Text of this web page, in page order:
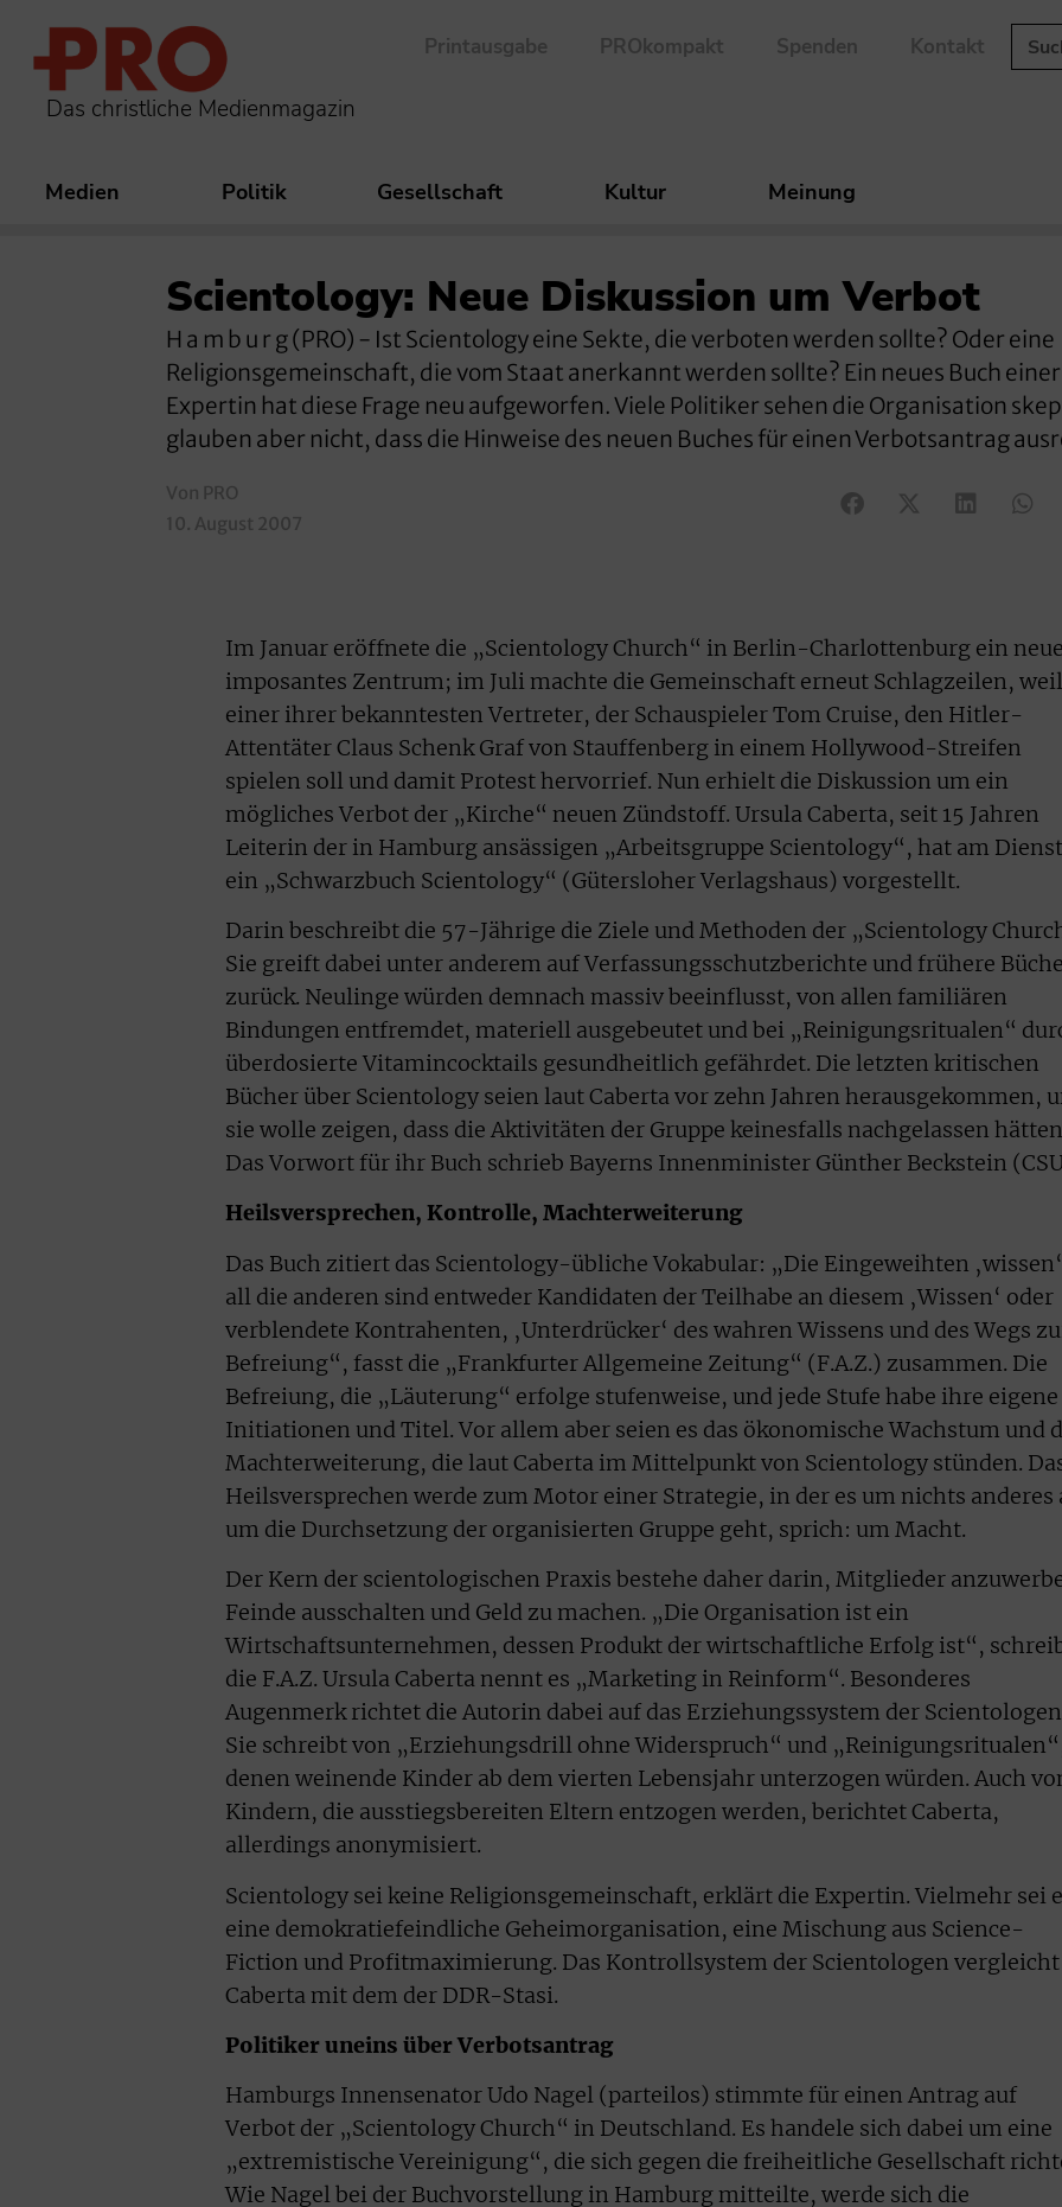
Das christliche Medienmagazin
Printausgabe PROkompakt Spenden Kontakt
Medien Politik Gesellschaft Kultur Meinung
Scientology: Neue Diskussion um Verbot
H a m b u r g (PRO) - Ist Scientology eine Sekte, die verboten werden sollte? Oder eine
Religionsgemeinschaft, die vom Staat anerkannt werden sollte? Ein neues Buch einer
Expertin hat diese Frage neu aufgeworfen. Viele Politiker sehen die Organisation
glauben aber nicht, dass die Hinweise des neuen Buches für einen Verbotsantrag
Von PRO
10. August 2007
Im Januar eröffnete die „Scientology Church“ in Berlin-Charlottenburg ein
imposantes Zentrum; im Juli machte die Gemeinschaft erneut Schlagzeilen, weil
einer ihrer bekanntesten Vertreter, der Schauspieler Tom Cruise, den Hitler-
Attentäter Claus Schenk Graf von Stauffenberg in einem Hollywood-Streifen
spielen soll und damit Protest hervorrief. Nun erhielt die Diskussion um ein
mögliches Verbot der „Kirche“ neuen Zündstoff. Ursula Caberta, seit 15 Jahren
Leiterin der in Hamburg ansässigen „Arbeitsgruppe Scientology“, hat am
ein „Schwarzbuch Scientology“ (Gütersloher Verlagshaus) vorgestellt.
Darin beschreibt die 57-Jährige die Ziele und Methoden der „Scientology
Sie greift dabei unter anderem auf Verfassungsschutzberichte und frühere
zurück. Neulinge würden demnach massiv beeinflusst, von allen familiären
Bindungen entfremdet, materiell ausgebeutet und bei „Reinigungsritualen“
überdosierte Vitamincocktails gesundheitlich gefährdet. Die letzten kritischen
Bücher über Scientology seien laut Caberta vor zehn Jahren herausgekommen,
sie wolle zeigen, dass die Aktivitäten der Gruppe keinesfalls nachgelassen
Das Vorwort für ihr Buch schrieb Bayerns Innenminister Günther Beckstein
Heilsversprechen, Kontrolle, Machterweiterung
Das Buch zitiert das Scientology-übliche Vokabular: „Die Eingeweihten
all die anderen sind entweder Kandidaten der Teilhabe an diesem ‚Wissen‘ oder
verblendete Kontrahenten, ‚Unterdrücker‘ des wahren Wissens und des Wegs
Befreiung“, fasst die „Frankfurter Allgemeine Zeitung“ (F.A.Z.) zusammen. Die
Befreiung, die „Läuterung“ erfolge stufenweise, und jede Stufe habe ihre eigene
Initiationen und Titel. Vor allem aber seien es das ökonomische Wachstum und
Machterweiterung, die laut Caberta im Mittelpunkt von Scientology stünden.
Heilsversprechen werde zum Motor einer Strategie, in der es um nichts anderes
um die Durchsetzung der organisierten Gruppe geht, sprich: um Macht.
Der Kern der scientologischen Praxis bestehe daher darin, Mitglieder
Feinde ausschalten und Geld zu machen. „Die Organisation ist ein
Wirtschaftsunternehmen, dessen Produkt der wirtschaftliche Erfolg ist“,
die F.A.Z. Ursula Caberta nennt es „Marketing in Reinform“. Besonderes
Augenmerk richtet die Autorin dabei auf das Erziehungssystem der
Sie schreibt von „Erziehungsdrill ohne Widerspruch“ und
denen weinende Kinder ab dem vierten Lebensjahr unterzogen würden. Auch
Kindern, die ausstiegsbereiten Eltern entzogen werden, berichtet Caberta,
allerdings anonymisiert.
Scientology sei keine Religionsgemeinschaft, erklärt die Expertin. Vielmehr sei
eine demokratiefeindliche Geheimorganisation, eine Mischung aus Science-
Fiction und Profitmaximierung. Das Kontrollsystem der Scientologen vergleicht
Caberta mit dem der DDR-Stasi.
Politiker uneins über Verbotsantrag
Hamburgs Innensenator Udo Nagel (parteilos) stimmte für einen Antrag auf
Verbot der „Scientology Church“ in Deutschland. Es handele sich dabei um eine
„extremistische Vereinigung“, die sich gegen die freiheitliche Gesellschaft
Wie Nagel bei der Buchvorstellung in Hamburg mitteilte, werde sich die